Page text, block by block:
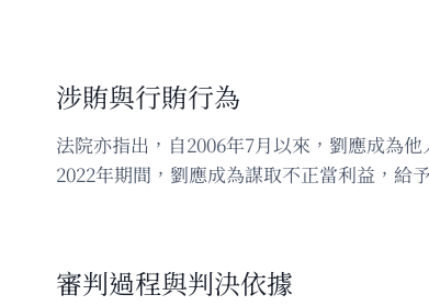
涉賄與行賄行為
法院亦指出，自2006年7月以來，劉應成為
2022年期間，劉應成為謀取不正當利益，給
審判過程與判決依據